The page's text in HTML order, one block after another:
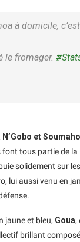
à domicile,
le fromager.
et
tous partie de la
solidement sur
lui aussi venu en
jaune et bleu, Goua,
brillant